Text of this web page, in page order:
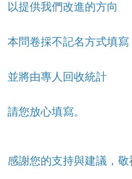
以提供我們改進的方向
本問卷採不記名方式填寫
並將由專人回收統計
請您放心填寫。
感謝您的支持與建議，